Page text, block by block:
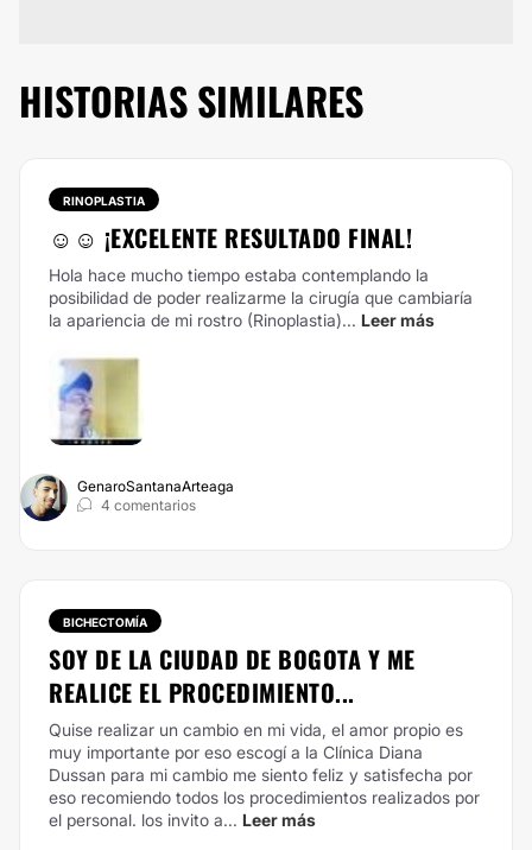
HISTORIAS SIMILARES
RINOPLASTIA
☺️☺️ ¡EXCELENTE RESULTADO FINAL!
Hola hace mucho tiempo estaba contemplando la
posibilidad de poder realizarme la cirugía que cambiaría
la apariencia de mi rostro (Rinoplastia)... Leer más
GenaroSantanaArteaga
4 comentarios
BICHECTOMÍA
SOY DE LA CIUDAD DE BOGOTA Y ME
REALICE EL PROCEDIMIENTO...
Quise realizar un cambio en mi vida, el amor propio es
muy importante por eso escogí a la Clínica Diana
Dussan para mi cambio me siento feliz y satisfecha por
eso recomiendo todos los procedimientos realizados por
el personal. los invito a... Leer más